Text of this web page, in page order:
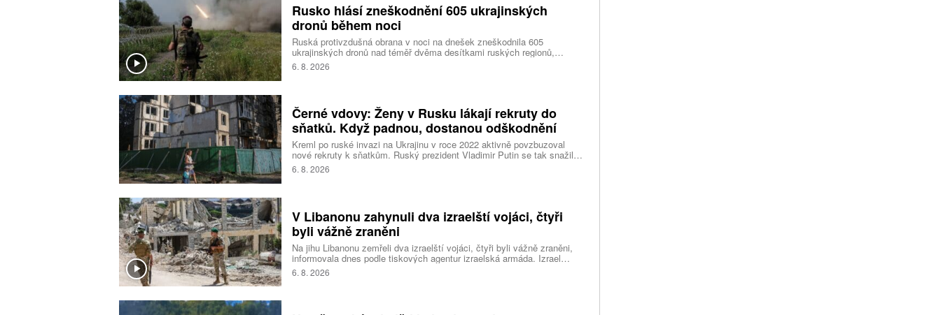
Rusko hlásí zneškodnění 605 ukrajinských
dronů během noci
Ruská protivzdušná obrana v noci na dnešek zneškodnila 605
ukrajinských dronů nad téměř dvěma desítkami ruských regionů,
anektovaným poloostrovem Krymem a vodami Azovského i Černého
moře. Podle státní tiskové agentury TASS to ráno uvedlo ministerstvo
6. 8. 2026
Černé vdovy: Ženy v Rusku lákají rekruty do
sňatků. Když padnou, dostanou odškodnění
Kreml po ruské invazi na Ukrajinu v roce 2022 aktivně povzbuzoval
nové rekruty k sňatkům. Ruský prezident Vladimir Putin se tak snažil
prosazovat tradiční hodnoty uprostřed hrozící demografické krize. Dnes
toho zneužívají takzvané „černé vdovy“ – ženy, které si narychlo
6. 8. 2026
V Libanonu zahynuli dva izraelští vojáci, čtyři
byli vážně zraněni
Na jihu Libanonu zemřeli dva izraelští vojáci, čtyři byli vážně zraněni,
informovala dnes podle tiskových agentur izraelská armáda. Izrael
obvinil militantní hnutí Hizballáh z porušení příměří a udeřil na jižní
Libanon; tento vývoj ohrožuje probíhající mírové rozhovory, napsal web
6. 8. 2026